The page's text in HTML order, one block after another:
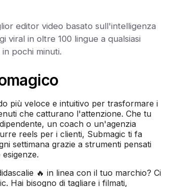
editor video basato sull'intelligenza
viral in oltre 100 lingue a qualsiasi
pochi minuti.
più veloce e intuitivo per trasformare i
che catturano l'attenzione. Che tu
un coach o un'agenzia
reels per i clienti, Submagic ti fa
settimana grazie a strumenti pensati
🔥 in linea con il tuo marchio? Ci
Hai bisogno di tagliare i filmati,